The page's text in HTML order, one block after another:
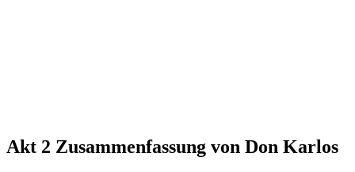
Akt 2 Zusammenfassung von Don Karlos